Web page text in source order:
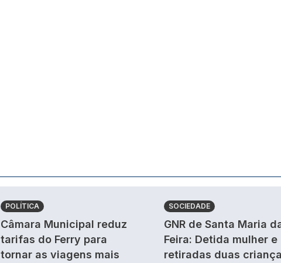
POLÍTICA
Câmara Municipal reduz
tarifas do Ferry para
tornar as viagens mais
SOCIEDADE
GNR de Santa Maria
Feira: Detida mulher e
retiradas duas